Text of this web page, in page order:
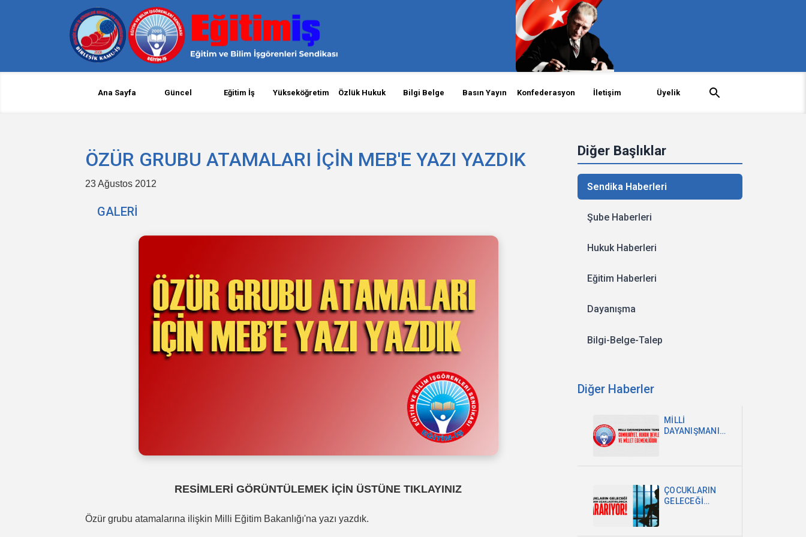
Ana Sayfa Güncel Eğitim İş Yükseköğretim Özlük Hukuk Bilgi Belge Basın Yayın Konfederasyon İletişim Üyelik
Diğer Başlıklar
Sendika Haberleri
Şube Haberleri
Hukuk Haberleri
Eğitim Haberleri
Dayanışma
Bilgi-Belge-Talep
Diğer Haberler
MİLLİ
DAYANIŞMANIN
MİLLET
EGEMENLİĞİDİR
ÇOCUKLARIN
GELECEĞİ
ÖZÜR GRUBU ATAMALARI İÇİN MEB'E YAZI YAZDIK
23 Ağustos 2012
GALERİ
RESİMLERİ GÖRÜNTÜLEMEK İÇİN ÜSTÜNE TIKLAYINIZ
Özür grubu atamalarına ilişkin Milli Eğitim Bakanlığı'na yazı yazdık.